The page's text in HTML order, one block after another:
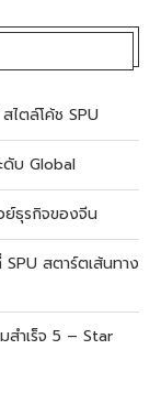
ไตล์โค้ช SPU
ดับ Global
ย์ธุรกิจของจีน
สตาร์ตเส้นทาง
สำเร็จ 5 – Star